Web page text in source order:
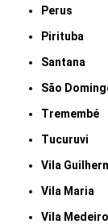
Perus
Pirituba
Santana
São
Tremembé
Tucuruvi
Vila
Vila Maria
Vila